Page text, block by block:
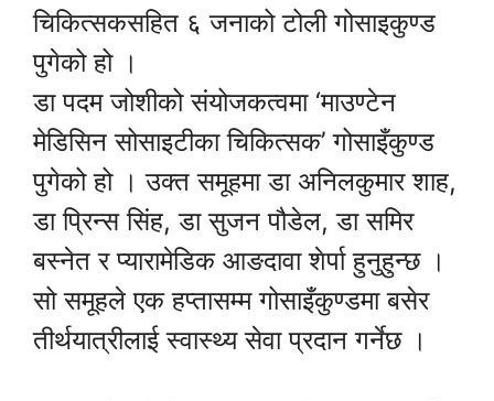
चिकित्सकसहित ६ जनाको टोली गोसाइकुण्ड
पुगेको हो ।
डा पदम जोशीको संयोजकत्वमा ‘माउण्टेन
मेडिसिन सोसाइटीका चिकित्सक’ गोसाइँकुण्ड
पुगेको हो । उक्त समूहमा डा अनिलकुमार शाह,
डा प्रिन्स सिंह, डा सुजन पौडेल, डा समिर
बस्नेत र प्यारामेडिक आङदावा शेर्पा हुनुहुन्छ ।
सो समूहले एक हप्तासम्म गोसाइँकुण्डमा बसेर
तीर्थयात्रीलाई स्वास्थ्य सेवा प्रदान गर्नेछ ।